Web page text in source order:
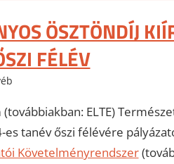
ÖSZTÖNDÍJ
FÉLÉV
ELTE)
es tanév őszi félévére
Követelményrendszer